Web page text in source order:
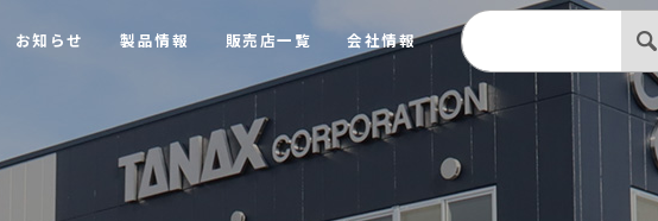
お知らせ 製品情報 販売店一覧 会社情報